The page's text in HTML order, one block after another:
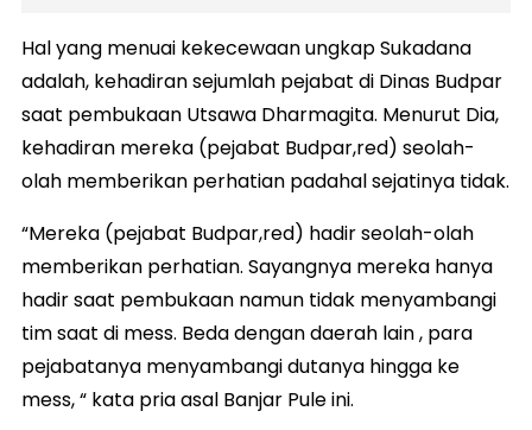
Hal yang menuai kekecewaan ungkap Sukadana
adalah, kehadiran sejumlah pejabat di Dinas Budpar
saat pembukaan Utsawa Dharmagita. Menurut Dia,
kehadiran mereka (pejabat Budpar,red) seolah-
olah memberikan perhatian padahal sejatinya tidak.
“Mereka (pejabat Budpar,red) hadir seolah-olah
memberikan perhatian. Sayangnya mereka hanya
hadir saat pembukaan namun tidak menyambangi
tim saat di mess. Beda dengan daerah lain , para
pejabatanya menyambangi dutanya hingga ke
mess, “ kata pria asal Banjar Pule ini.